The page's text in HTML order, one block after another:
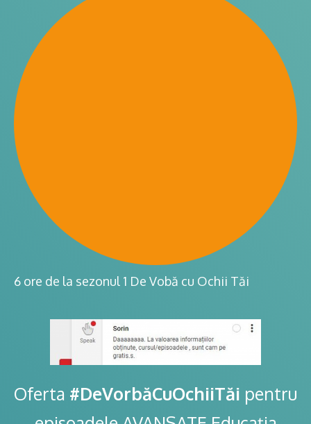
6 ore de la sezonul 1 De Vobă cu Ochii Tăi
Oferta #DeVorbăCuOchiiTăi pentru